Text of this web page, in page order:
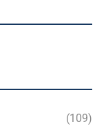
(109)